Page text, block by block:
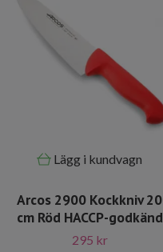
Lägg i kundvagn
Arcos 2900 Kockkniv 20
cm Röd HACCP-godkänd
295 kr